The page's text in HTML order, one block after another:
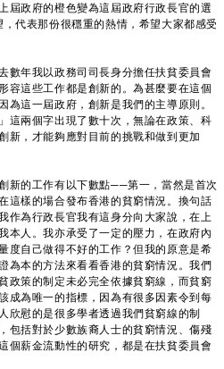
屆政府的橙色變為這屆政府行政長官的選
代表那份很穩重的熱情，希望大家都感受
年我以政務司司長身分擔任扶貧委員會
容這些工作都是創新的。為甚麼要在這個
為這一屆政府，創新是我們的主導原則。
這兩個字出現了數十次，無論在政策、科
新，才能夠應對目前的挑戰和做到更加
的工作有以下數點──第一，當然是首次
這樣的場合發布香港的貧窮情況。換句話
作為行政長官我有這身分向大家說，在上
本人。我亦承受了一定的壓力，在政府內
度自己做得不好的工作？但我的原意是希
為本的方法來看看香港的貧窮情況。我們
政策的制定未必完全依據貧窮線，而貧窮
成為唯一的指標，因為有很多因素令到每
欣慰的是很多學者透過我們貧窮線的制
包括對於少數族裔人士的貧窮情況、傷殘
個薪金流動性的研究，都是在扶貧委員會